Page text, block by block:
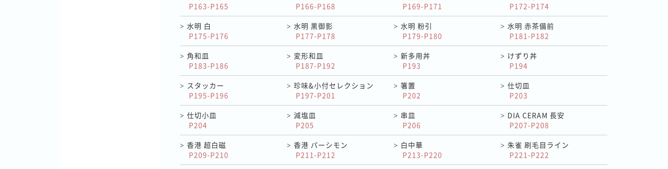
P163-P165
P166-P168
P169-P171
P172-P174
> 水明 白
P175-P176
> 水明 黒御影
P177-P178
> 水明 粉引
P179-P180
> 水明 赤茶備前
P181-P182
> 角和皿
P183-P186
> 変形和皿
P187-P192
> 新多用丼
P193
> けずり丼
P194
> スタッカー
P195-P196
> 珍味&小付セレクション
P197-P201
> 箸置
P202
> 仕切皿
P203
> 仕切小皿
P204
> 減塩皿
P205
> 串皿
P206
> DIA CERAM 長安
P207-P208
> 香港 超白磁
P209-P210
> 香港 パーシモン
P211-P212
> 白中華
P213-P220
> 朱雀 刷毛目ライン
P221-P222